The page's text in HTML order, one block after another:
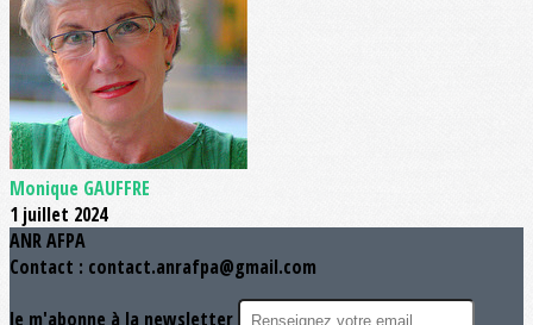
Monique GAUFFRE
1 juillet 2024
ANR AFPA
Contact : contact.anrafpa@gmail.com
Je m'abonne à la newsletter